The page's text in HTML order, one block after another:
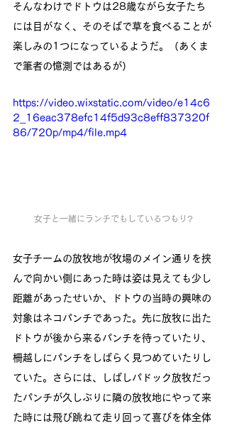
そんなわけでドトウは28歳ながら女子たち
には目がなく、そのそばで草を食べることが
楽しみの1つになっているようだ。（あくま
で筆者の憶測ではあるが）
https://video.wixstatic.com/video/e14c6
2_16eac378efc14f5d93c8eff837320f
86/720p/mp4/file.mp4
女子と一緒にランチでもしているつもり?
女子チームの放牧地が牧場のメイン通りを挟
んで向かい側にあった時は姿は見えても少し
距離があったせいか、ドトウの当時の興味の
対象はネコパンチであった。先に放牧に出た
ドトウが後から来るパンチを待っていたり、
柵越しにパンチをしばらく見つめていたりし
ていた。さらには、しばしパドック放牧だっ
たパンチが久しぶりに隣の放牧地にやって来
た時には飛び跳ねて走り回って喜びを体全体